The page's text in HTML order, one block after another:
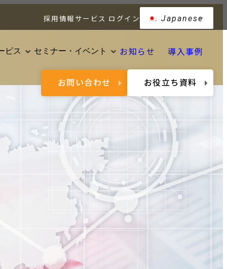
採用情報 サービス ログイン Japanese
ビス セミナー・イベント お知らせ 導入事例
お問い合わせ お役立ち資料